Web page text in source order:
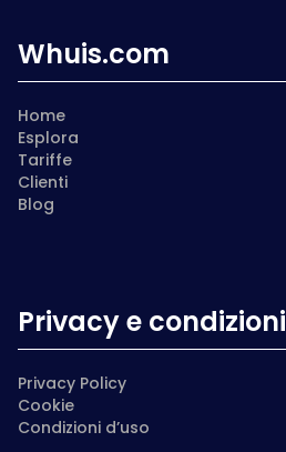
Whuis.com
Home
Esplora
Tariffe
Clienti
Blog
Privacy e condizioni
Privacy Policy
Cookie
Condizioni d’uso